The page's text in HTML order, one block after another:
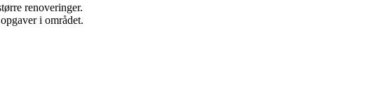
renoveringer.
i området.